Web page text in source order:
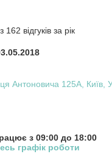
відгуків за рік
Антоновича 125А, Київ,
з 09:00 до 18:00
графік роботи